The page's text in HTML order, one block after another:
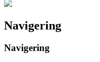
Navigering
Navigering